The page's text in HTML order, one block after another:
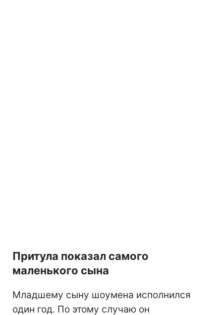
Притула показал самого
маленького сына
Младшему сыну шоумена исполнился
один год. По этому случаю он